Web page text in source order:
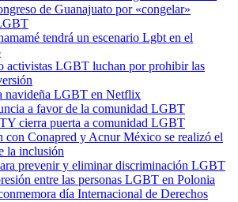
de Guanajuato por «congelar»
tendrá un escenario Lgbt en el
activistas LGBT luchan por prohibir las
navideña LGBT en Netflix
a favor de la comunidad LGBT
cierra puerta a comunidad LGBT
con Conapred y Acnur México se realizó el
la inclusión
prevenir y eliminar discriminación LGBT
entre las personas LGBT en Polonia
día Internacional de Derechos